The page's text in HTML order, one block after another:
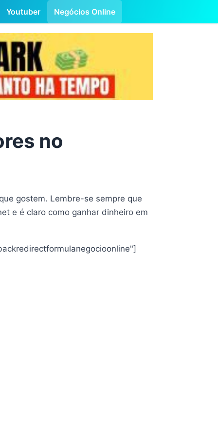
Youtuber Negócios Online
no
gostem. Lembre-se sempre que
e é claro como ganhar dinheiro em